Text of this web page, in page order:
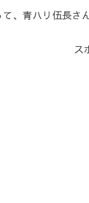
、青ハリ伍長さ
ス